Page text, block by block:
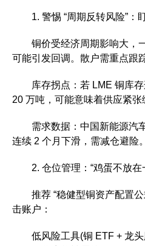
1. 警惕 “周期反转风险”：
铜价受经济周期影响大，一
可能引发回调。散户需重点跟
库存拐点：若 LME 铜库存
20 万吨，可能意味着供应紧张
需求数据：中国新能源汽
连续 2 个月下滑，需减仓避险。
2. 仓位管理：“鸡蛋不放在
推荐 “稳健型铜资产配置公
击账户：
低风险工具(铜 ETF + 龙头